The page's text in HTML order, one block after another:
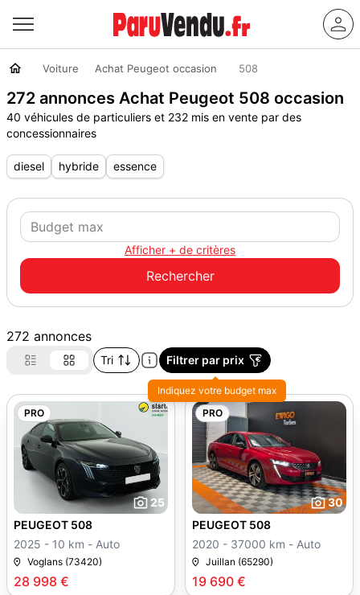
Voiture Achat Peugeot occasion 508
272 annonces Achat Peugeot 508 occasion
40 véhicules de particuliers et 232 mis en vente par des
concessionnaires
diesel hybride essence
Afficher + de critères
272 annonces
Tri Filtrer par prix
Indiquez votre budget max
PRO
25
28 998 €
PEUGEOT 508
2025 - 10 km - Auto
Voglans (73420)
PRO
30
19 690 €
PEUGEOT 508
2020 - 37000 km - Auto
Juillan (65290)